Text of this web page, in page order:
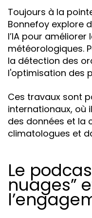
Toujours à la
Bonnefoy explore
l’IA pour améliorer
météorologiques.
la détection des
l'optimisation des
Ces travaux sont
internationaux, où
des données et la
climatologues et
Le
nuages”